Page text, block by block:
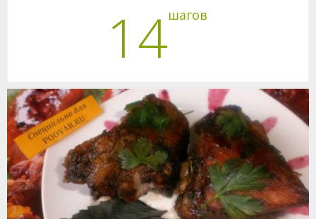
14шагов